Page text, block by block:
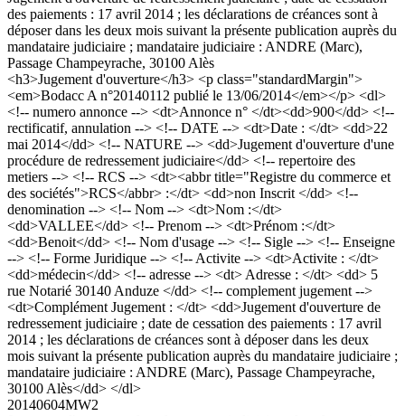
des paiements : 17 avril 2014 ; les déclarations de créances sont à
déposer dans les deux mois suivant la présente publication auprès du
mandataire judiciaire ; mandataire judiciaire : ANDRE (Marc),
Passage Champeyrache, 30100 Alès
<h3>Jugement d'ouverture</h3> <p class="standardMargin">
<em>Bodacc A n°20140112 publié le 13/06/2014</em></p> <dl>
<!-- numero annonce --> <dt>Annonce n° </dt><dd>900</dd> <!--
rectificatif, annulation --> <!-- DATE --> <dt>Date : </dt> <dd>22
mai 2014</dd> <!-- NATURE --> <dd>Jugement d'ouverture d'une
procédure de redressement judiciaire</dd> <!-- repertoire des
metiers --> <!-- RCS --> <dt><abbr title="Registre du commerce et
des sociétés">RCS</abbr> :</dt> <dd>non Inscrit </dd> <!--
denomination --> <!-- Nom --> <dt>Nom :</dt>
<dd>VALLEE</dd> <!-- Prenom --> <dt>Prénom :</dt>
<dd>Benoit</dd> <!-- Nom d'usage --> <!-- Sigle --> <!-- Enseigne
--> <!-- Forme Juridique --> <!-- Activite --> <dt>Activite : </dt>
<dd>médecin</dd> <!-- adresse --> <dt> Adresse : </dt> <dd> 5
rue Notarié 30140 Anduze </dd> <!-- complement jugement -->
<dt>Complément Jugement : </dt> <dd>Jugement d'ouverture de
redressement judiciaire ; date de cessation des paiements : 17 avril
2014 ; les déclarations de créances sont à déposer dans les deux
mois suivant la présente publication auprès du mandataire judiciaire ;
mandataire judiciaire : ANDRE (Marc), Passage Champeyrache,
30100 Alès</dd> </dl>
20140604MW2